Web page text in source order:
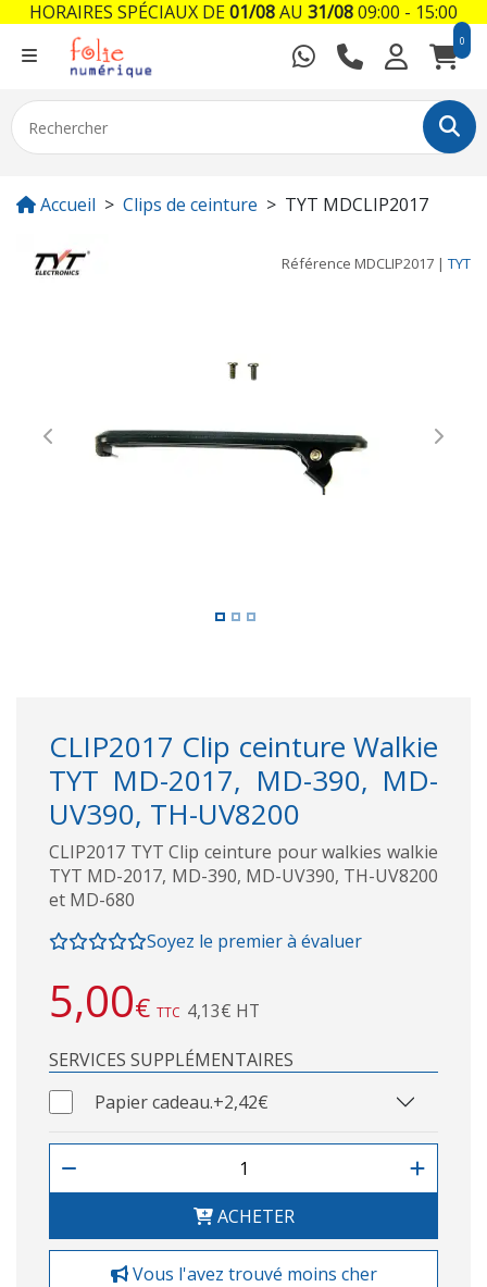
0
Accueil Clips de ceinture TYT MDCLIP2017
Référence MDCLIP2017 | TYT
Previous Next
CLIP2017 Clip ceinture Walkie
TYT MD-2017, MD-390, MD-
UV390, TH-UV8200
CLIP2017 TYT Clip ceinture pour walkies walkie
TYT MD-2017, MD-390, MD-UV390, TH-UV8200
et MD-680
Soyez le premier à évaluer
5,00€ TTC 4,13€ HT
SERVICES SUPPLÉMENTAIRES
Papier cadeau.+2,42€
ACHETER
Vous l'avez trouvé moins cher
HORAIRES SPÉCIAUX DE01/08AU 31/0809:00 - 15:00